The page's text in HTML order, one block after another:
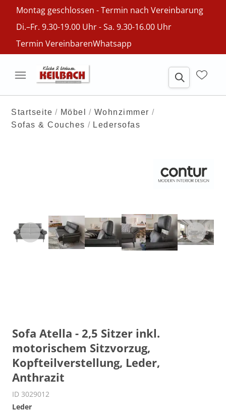
Montag geschlossen - Termin nach Vereinbarung
Di.–Fr. 9.30-19.00 Uhr - Sa. 9.30-16.00 Uhr
Termin VereinbarenWhatsapp
Startseite Möbel
Wohnzimmer
Sofas & Couches
Ledersofas
Sofa Atella - 2,5 Sitzer inkl.
motorischem Sitzvorzug,
Kopfteilverstellung, Leder,
Anthrazit
ID 3029012
Leder